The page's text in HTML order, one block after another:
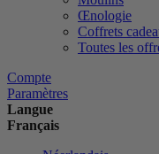
Œnologie
Coffrets
Toutes les
Compte
Paramètres
Langue
Français